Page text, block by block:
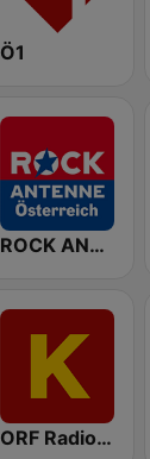
Ö1
ROCK ANTENNE Österreich
ORF Radio Kärnten